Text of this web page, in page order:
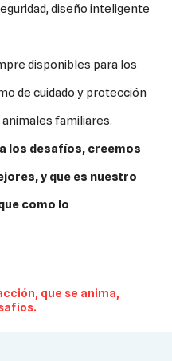
diseño inteligente
disponibles para los
de cuidado y protección
familiares.
los desafíos, creemos
y que es nuestro
como lo
que se anima,